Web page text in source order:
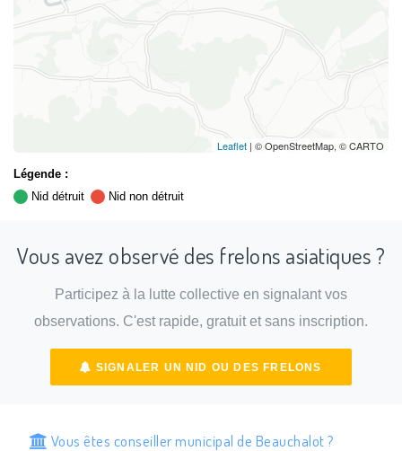
Leaflet | © OpenStreetMap, © CARTO
Légende :
Nid détruit
Nid non détruit
Vous avez observé des frelons asiatiques ?
Participez à la lutte collective en signalant vos
observations. C'est rapide, gratuit et sans inscription.
SIGNALER UN NID OU DES FRELONS
Vous êtes conseiller municipal de Beauchalot ?